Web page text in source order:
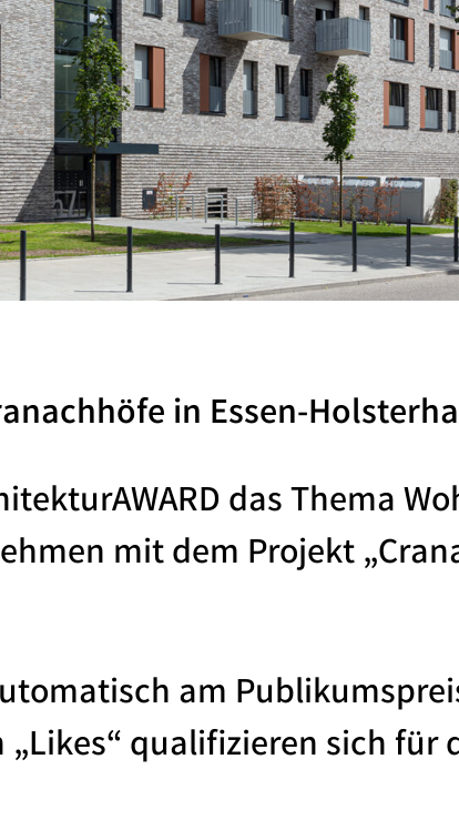
in Essen-
das Thema
mit dem Projekt
am
qualifizieren sich für